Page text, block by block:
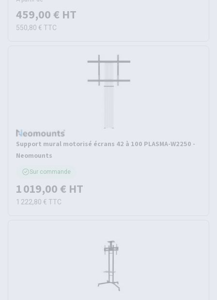
459,00 € HT
550,80 € TTC
Support mural motorisé écrans 42 à 100 PLASMA-W2250 -
Neomounts
Sur commande
1 019,00 € HT
1 222,80 € TTC